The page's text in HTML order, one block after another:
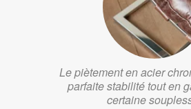
Le piètement en acier
parfaite stabilité tout en
certaine